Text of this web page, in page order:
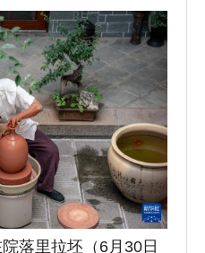
里拉坯（6月30日